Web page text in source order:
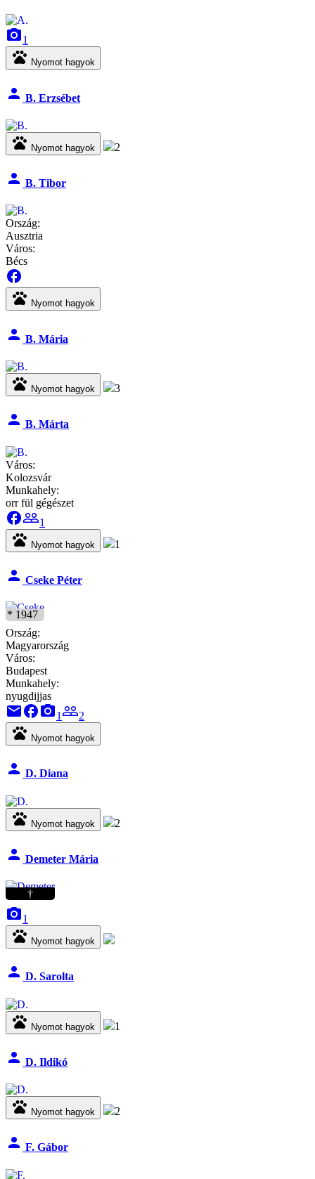
camera_alt1
pets Nyomot hagyok
person B. Erzsébet
pets Nyomot hagyok 2
person B. Tibor
Ország:
Ausztria
Város:
Bécs
facebook
pets Nyomot hagyok
person B. Mária
pets Nyomot hagyok 3
person B. Márta
Város:
Kolozsvár
Munkahely:
orr fül gégészet
facebookpeople_outline1
pets Nyomot hagyok 1
person Cseke Péter
* 1947
Ország:
Magyarország
Város:
Budapest
Munkahely:
nyugdijjas
emailfacebookcamera_alt1 people_outline2
pets Nyomot hagyok
person D. Diana
pets Nyomot hagyok 2
person Demeter Mária
†
camera_alt1
pets Nyomot hagyok
person D. Sarolta
pets Nyomot hagyok 1
person D. Ildikó
pets Nyomot hagyok 2
person F. Gábor